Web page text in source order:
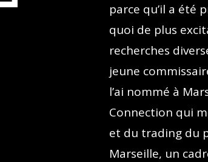
parce qu’il a été
quoi de plus
recherches
jeune
l’ai nommé à
Connection qui
et du trading du
Marseille, un